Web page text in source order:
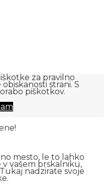
za pravilno
strani. S
piškotkov.
mesto, le to lahko
vašem brskalniku,
nadzirate svoje